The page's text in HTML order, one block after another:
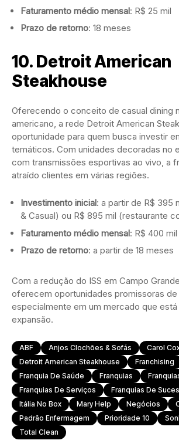
Faturamento médio mensal: R$ 25 mil
Prazo de retorno: 18 meses
10. Detroit American
Steakhouse
Oferecendo o conceito de casual dining
americano, a rede Detroit American
oportunidade para quem busca investir
temáticos. Com unidades decoradas no
com transmissões esportivas ao vivo, a
atraído clientes em várias regiões.
Investimento inicial: a partir de R$ 395
& Casual) ou R$ 895 mil (restaurante
Faturamento médio mensal: R$ 400 mil
Prazo de retorno: a partir de 18 meses
Com a redução do ISS em Campo
oferecem oportunidades promissoras
especialmente em um mercado que está
expansão.
ABF Anjos Clochões & Sofás
Carol
Detroit American Steakhouse
Franchising
Franquia De Saúde
Franquias
Franquias De Serviços
Franquias De
Itália No Box
Mary Help Negócios
Padrão Enfermagem
Prioridade 10
Total Clean